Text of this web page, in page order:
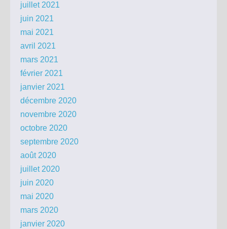
juillet 2021
juin 2021
mai 2021
avril 2021
mars 2021
février 2021
janvier 2021
décembre 2020
novembre 2020
octobre 2020
septembre 2020
août 2020
juillet 2020
juin 2020
mai 2020
mars 2020
janvier 2020